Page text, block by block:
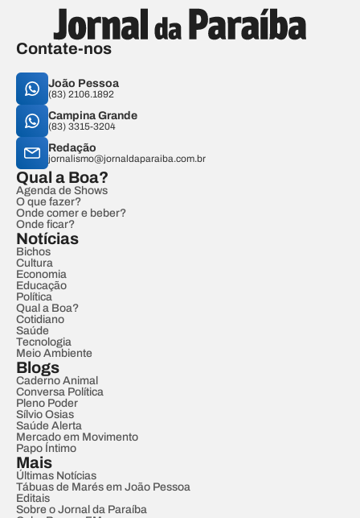
Contate-nos
João Pessoa
(83) 2106.1892
Campina Grande
(83) 3315-3204
Redação
jornalismo@jornaldaparaiba.com.br
Qual a Boa?
Agenda de Shows
O que fazer?
Onde comer e beber?
Onde ficar?
Notícias
Bichos
Cultura
Economia
Educação
Política
Qual a Boa?
Cotidiano
Saúde
Tecnologia
Meio Ambiente
Blogs
Caderno Animal
Conversa Política
Pleno Poder
Sílvio Osias
Saúde Alerta
Mercado em Movimento
Papo Íntimo
Mais
Últimas Notícias
Tábuas de Marés em João Pessoa
Editais
Sobre o Jornal da Paraíba